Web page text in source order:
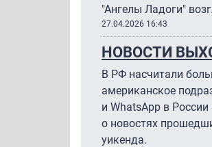
"Ангелы Ладоги"
27.04.2026 16:43
НОВОСТИ
В РФ насчитали
американское
и WhatsApp в
о новостях
уикенда.